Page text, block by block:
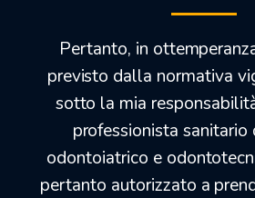
OFFERTEDENTALI.COM
Pertanto, in
previsto dalla normativa
sotto la mia
professionista
odontoiatrico e
pertanto autorizzato a